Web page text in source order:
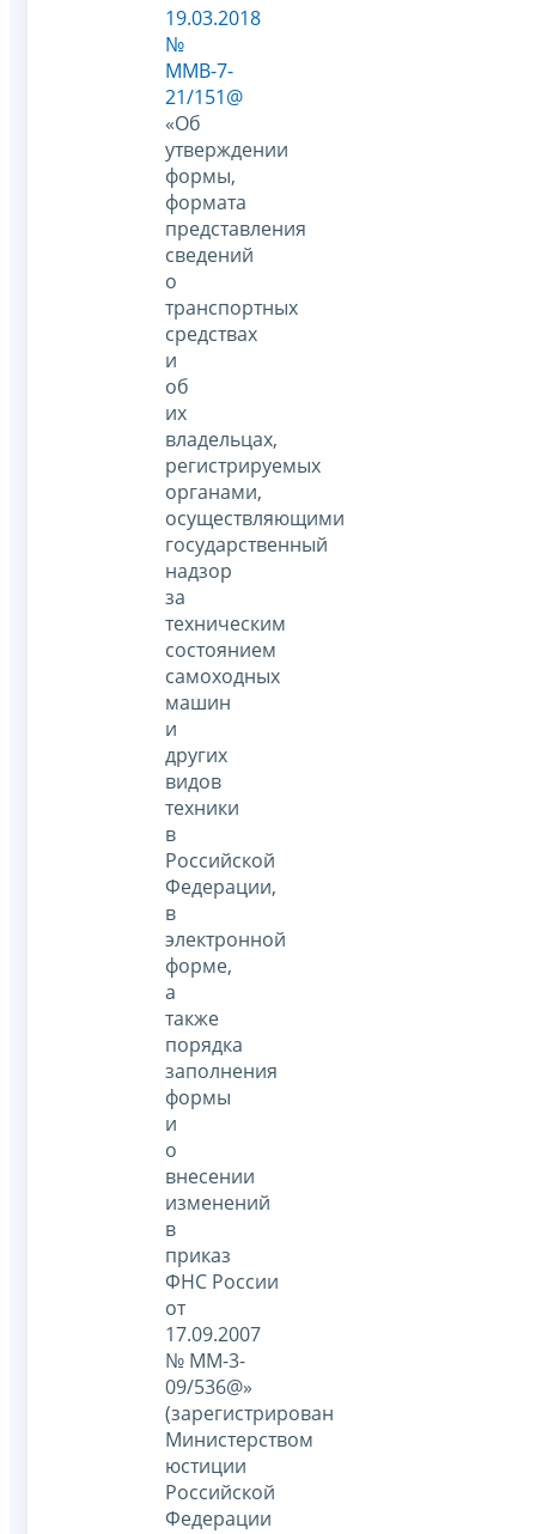
19.03.2018
№
ММВ-7-
21/151@
«Об
утверждении
формы,
формата
представления
сведений
о
транспортных
средствах
и
об
их
владельцах,
регистрируемых
органами,
осуществляющими
государственный
надзор
за
техническим
состоянием
самоходных
машин
и
других
видов
техники
в
Российской
Федерации,
в
электронной
форме,
а
также
порядка
заполнения
формы
и
о
внесении
изменений
в
приказ
ФНС России
от
17.09.2007
№ ММ-3-
09/536@»
(зарегистрирован
Министерством
юстиции
Российской
Федерации